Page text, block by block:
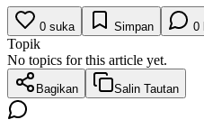
0 suka Simpan 0
Topik
No topics for this article yet.
Bagikan Salin Tautan